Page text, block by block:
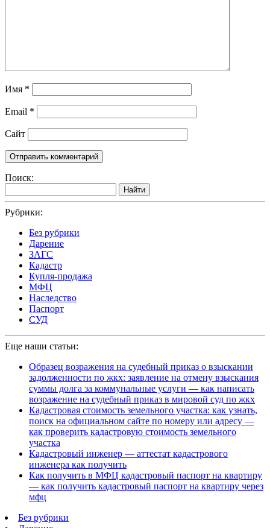
Имя *
Email *
Сайт
Поиск:
Найти
Рубрики:
Без рубрики
Дарение
ЗАГС
Кадастр
Купля-продажа
МФЦ
Наследство
Паспорт
СУД
Еще наши статьи:
Образец возражения на судебный приказ о взыскании
задолженности по жкх: заявление на отмену взыскания
суммы долга за коммунальные услуги — как написать
возражение на судебный приказ в мировой суд по жкх
Кадастровая стоимость земельного участка: как узнать,
поиск на официальном сайте по номеру или адресу —
как проверить кадастровую стоимость земельного
участка
Кадастровый инженер — аттестат кадастрового
инженера как получить
Как получить в МФЦ кадастровый паспорт на квартиру
— как получить кадастровый паспорт на квартиру через
мфц
Без рубрики